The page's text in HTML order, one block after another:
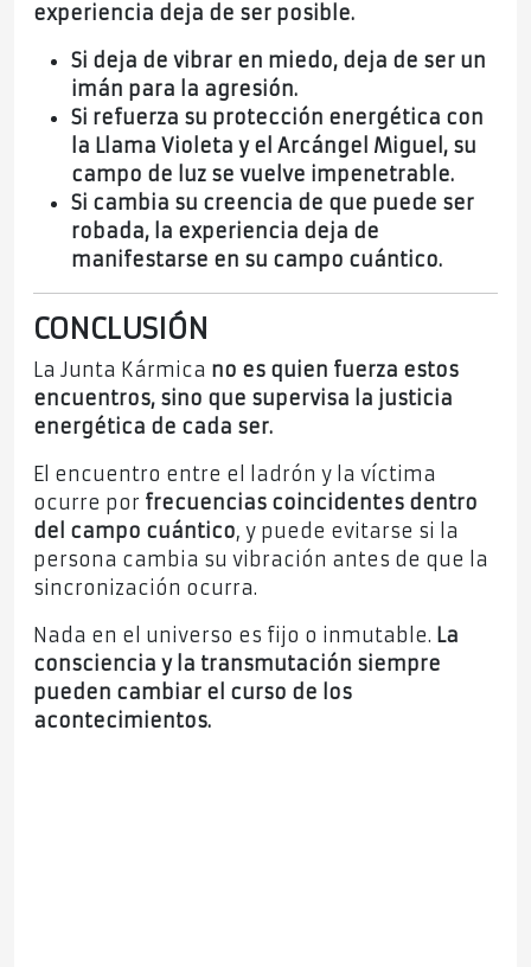
experiencia deja de ser posible.
Si deja de vibrar en miedo, deja de ser un
imán para la agresión.
Si refuerza su protección energética con
la Llama Violeta y el Arcángel Miguel, su
campo de luz se vuelve impenetrable.
Si cambia su creencia de que puede ser
robada, la experiencia deja de
manifestarse en su campo cuántico.
CONCLUSIÓN
La Junta Kármica no es quien fuerza estos
encuentros, sino que supervisa la justicia
energética de cada ser.
El encuentro entre el ladrón y la víctima
ocurre por frecuencias coincidentes dentro
del campo cuántico, y puede evitarse si la
persona cambia su vibración antes de que la
sincronización ocurra.
Nada en el universo es fijo o inmutable. La
consciencia y la transmutación siempre
pueden cambiar el curso de los
acontecimientos.